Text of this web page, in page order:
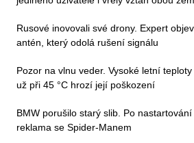
Rusové inovovali své drony. Expert
antén, který odolá rušení signálu
Pozor na vlnu veder. Vysoké letní
už při 45 °C hrozí její poškození
BMW porušilo starý slib. Po
reklama se Spider-Manem